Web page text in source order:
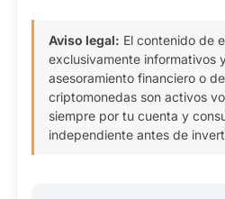
Aviso legal: El contenido de
exclusivamente informativos
asesoramiento financiero o
criptomonedas son activos
siempre por tu cuenta y
independiente antes de